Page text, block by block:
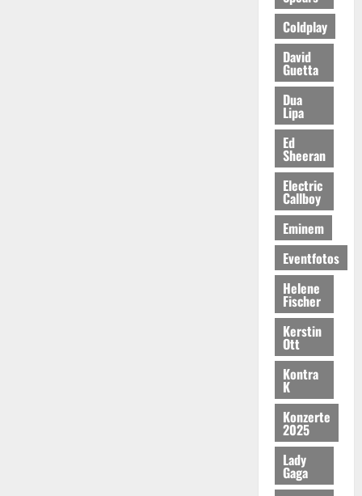
Coldplay
David
Guetta
Dua
Lipa
Ed
Sheeran
Electric
Callboy
Eminem
Eventfotos
Helene
Fischer
Kerstin
Ott
Kontra
K
Konzerte
2025
Lady
Gaga